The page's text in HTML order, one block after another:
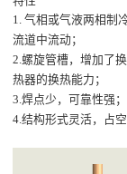
1. 气相或气液两相制
流道中流动；
2.螺旋管槽，增加了
热器的换热能力；
3.焊点少，可靠性强；
4.结构形式灵活，占空